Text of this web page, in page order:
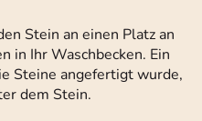
Stein an einen Platz an
in Ihr Waschbecken. Ein
Steine angefertigt wurde,
dem Stein.